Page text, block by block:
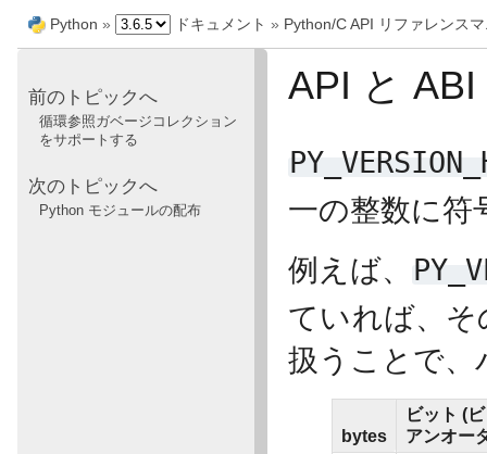
Python » ドキュメント » Python/C API リファレンス
API と
一の整数に符
例えば、
ていれば、
扱うことで、
bytes
ビット (
アンオー
前のトピックへ
循環参照ガベージコレクション
をサポートする
次のトピックへ
Python モジュールの配布